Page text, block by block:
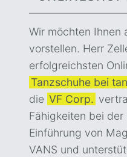
Wir möchten Ihnen
vorstellen. Herr
erfolgreichsten
Tanzschuhe bei
die VF Corp.
Fähigkeiten bei der
Einführung von
VANS und